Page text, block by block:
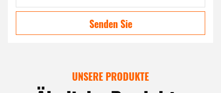
Senden Sie
UNSERE PRODUKTE